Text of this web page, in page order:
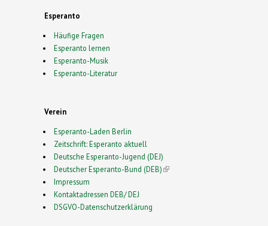
Esperanto
Häufige Fragen
Esperanto lernen
Esperanto-Musik
Esperanto-Literatur
Verein
Esperanto-Laden Berlin
Zeitschrift: Esperanto aktuell
Deutsche Esperanto-Jugend (DEJ)
Deutscher Esperanto-Bund (DEB)(link is external)
Impressum
Kontaktadressen DEB/ DEJ
DSGVO-Datenschutzerklärung